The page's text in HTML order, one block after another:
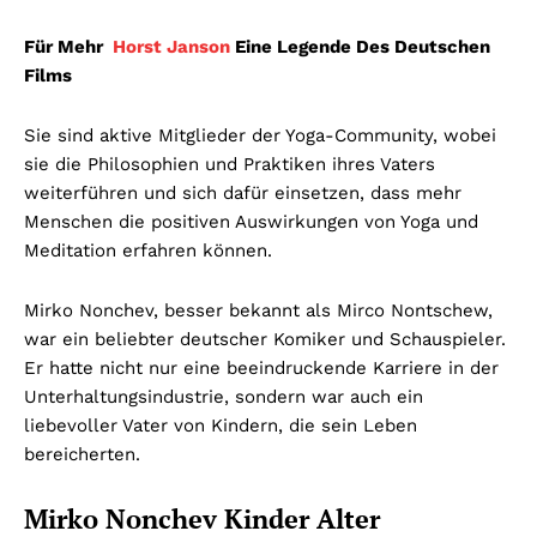
Für Mehr Horst Janson Eine Legende Des Deutschen
Films
Sie sind aktive Mitglieder der Yoga-Community, wobei
sie die Philosophien und Praktiken ihres Vaters
weiterführen und sich dafür einsetzen, dass mehr
Menschen die positiven Auswirkungen von Yoga und
Meditation erfahren können.
Mirko Nonchev, besser bekannt als Mirco Nontschew,
war ein beliebter deutscher Komiker und Schauspieler.
Er hatte nicht nur eine beeindruckende Karriere in der
Unterhaltungsindustrie, sondern war auch ein
liebevoller Vater von Kindern, die sein Leben
bereicherten.
Mirko Nonchev Kinder Alter